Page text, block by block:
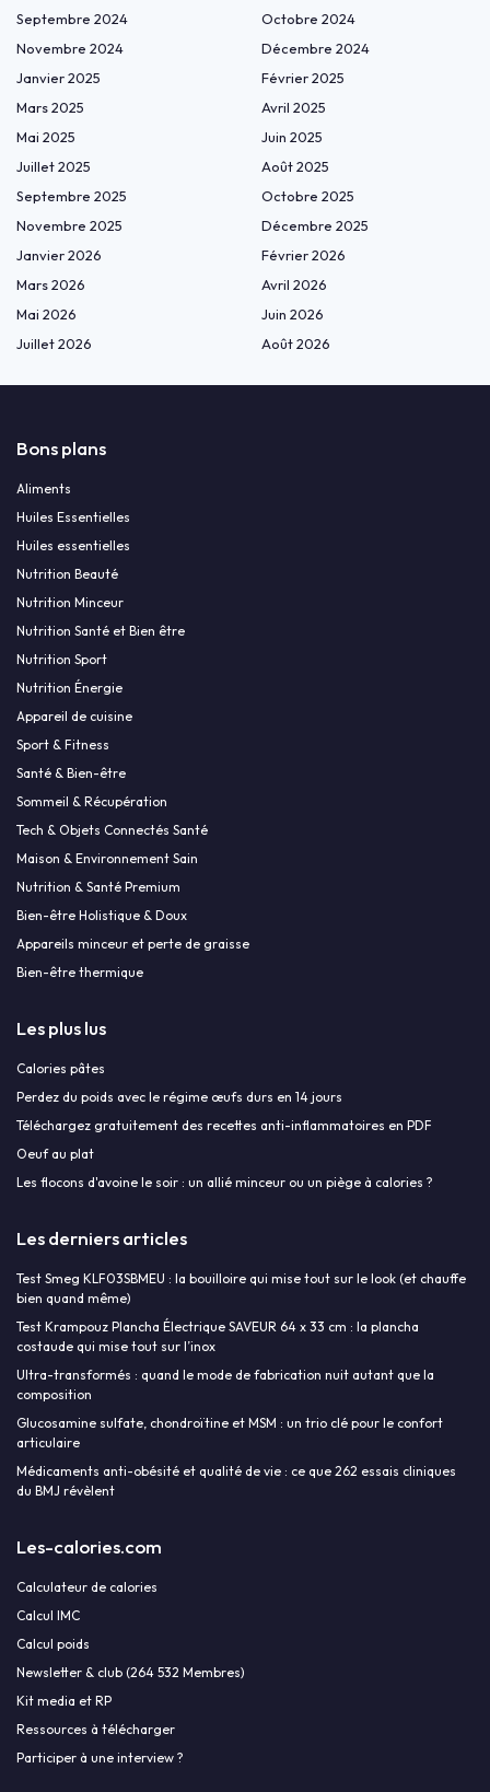
Septembre 2024
Octobre 2024
Novembre 2024
Décembre 2024
Janvier 2025
Février 2025
Mars 2025
Avril 2025
Mai 2025
Juin 2025
Juillet 2025
Août 2025
Septembre 2025
Octobre 2025
Novembre 2025
Décembre 2025
Janvier 2026
Février 2026
Mars 2026
Avril 2026
Mai 2026
Juin 2026
Juillet 2026
Août 2026
Bons plans
Aliments
Huiles Essentielles
Huiles essentielles
Nutrition Beauté
Nutrition Minceur
Nutrition Santé et Bien être
Nutrition Sport
Nutrition Énergie
Appareil de cuisine
Sport & Fitness
Santé & Bien-être
Sommeil & Récupération
Tech & Objets Connectés Santé
Maison & Environnement Sain
Nutrition & Santé Premium
Bien-être Holistique & Doux
Appareils minceur et perte de graisse
Bien-être thermique
Les plus lus
Calories pâtes
Perdez du poids avec le régime œufs durs en 14 jours
Téléchargez gratuitement des recettes anti-inflammatoires en PDF
Oeuf au plat
Les flocons d'avoine le soir : un allié minceur ou un piège à calories ?
Les derniers articles
Test Smeg KLF03SBMEU : la bouilloire qui mise tout sur le look (et chauffe
bien quand même)
Test Krampouz Plancha Électrique SAVEUR 64 x 33 cm : la plancha
costaude qui mise tout sur l’inox
Ultra-transformés : quand le mode de fabrication nuit autant que la
composition
Glucosamine sulfate, chondroïtine et MSM : un trio clé pour le confort
articulaire
Médicaments anti-obésité et qualité de vie : ce que 262 essais cliniques
du BMJ révèlent
Les-calories.com
Calculateur de calories
Calcul IMC
Calcul poids
Newsletter & club (264 532 Membres)
Kit media et RP
Ressources à télécharger
Participer à une interview ?